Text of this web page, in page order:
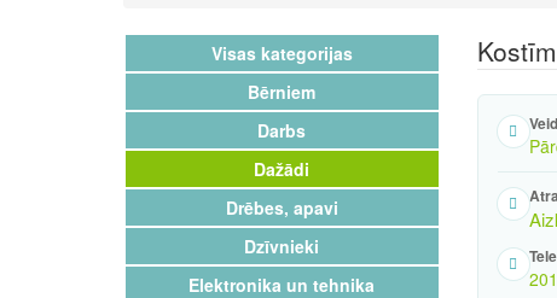
Visas kategorijas
Bērniem
Darbs
Dažādi
Drēbes, apavi
Dzīvnieki
Elektronika un tehnika